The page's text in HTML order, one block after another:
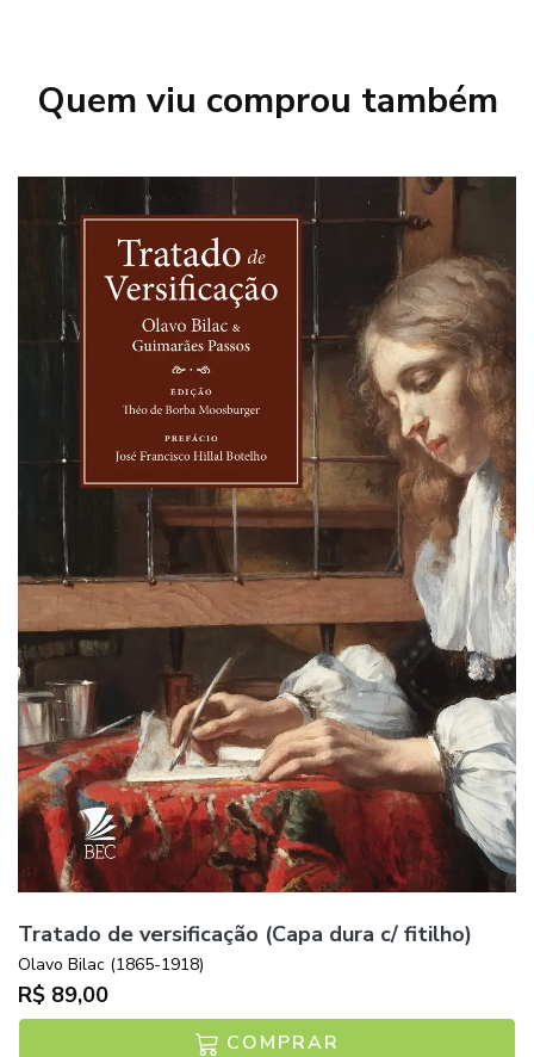
Quem viu comprou também
Tratado de versificação (Capa dura c/ fitilho)
Olavo Bilac (1865-1918)
R$ 89,00
COMPRAR